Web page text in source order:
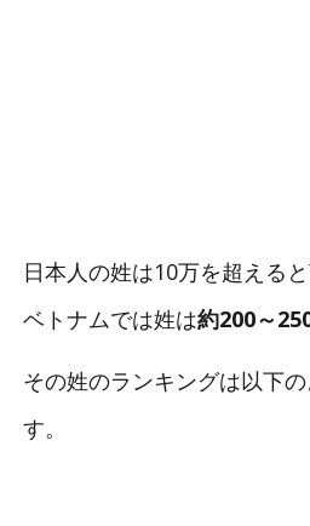
日本人の姓は10万を超える
ベトナムでは姓は約200～
その姓のランキングは以下
す。